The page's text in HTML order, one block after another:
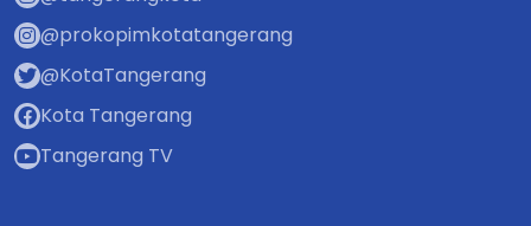
@prokopimkotatangerang
@KotaTangerang
Kota Tangerang
Tangerang TV